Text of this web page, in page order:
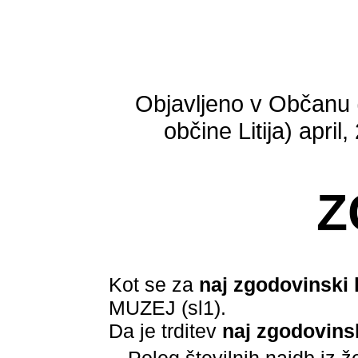
Objavljeno v Občanu
občine Litija) april,
Kot se za naj zgodovinski
MUZEJ (sl1).
Da je trditev naj